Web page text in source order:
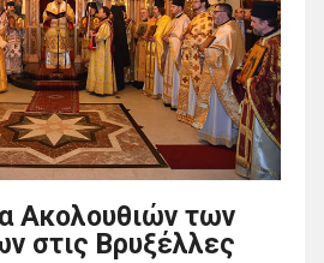
Ακολουθιών των
στις Βρυξέλλες